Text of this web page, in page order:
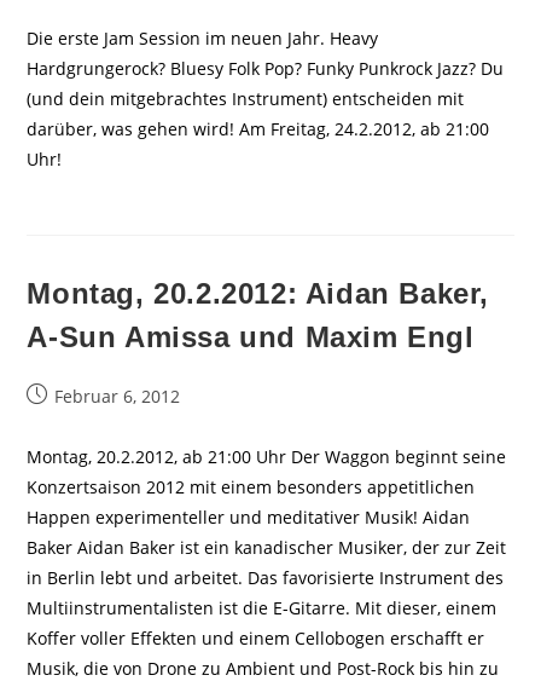
Die erste Jam Session im neuen Jahr. Heavy
Hardgrungerock? Bluesy Folk Pop? Funky Punkrock Jazz? Du
(und dein mitgebrachtes Instrument) entscheiden mit
darüber, was gehen wird! Am Freitag, 24.2.2012, ab 21:00
Uhr!
Montag, 20.2.2012: Aidan Baker,
A-Sun Amissa und Maxim Engl
BeitragFebruar 6, 2012
Montag, 20.2.2012, ab 21:00 Uhr Der Waggon beginnt seine
Konzertsaison 2012 mit einem besonders appetitlichen
Happen experimenteller und meditativer Musik! Aidan
Baker Aidan Baker ist ein kanadischer Musiker, der zur Zeit
in Berlin lebt und arbeitet. Das favorisierte Instrument des
Multiinstrumentalisten ist die E-Gitarre. Mit dieser, einem
Koffer voller Effekten und einem Cellobogen erschafft er
Musik, die von Drone zu Ambient und Post-Rock bis hin zu